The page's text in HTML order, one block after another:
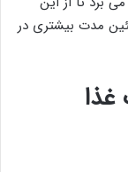
مدت بیشتری در